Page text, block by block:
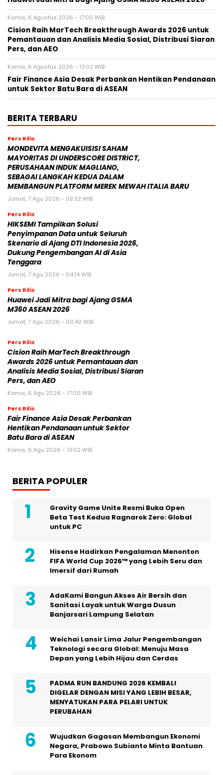
Kamis, 6 Agustus 2026 - 17:00 WIB
Cision Raih MarTech Breakthrough Awards 2026 untuk
Pemantauan dan Analisis Media Sosial, Distribusi Siaran
Pers, dan AEO
Kamis, 6 Agustus 2026 - 13:02 WIB
Fair Finance Asia Desak Perbankan Hentikan Pendanaan
untuk Sektor Batu Bara di ASEAN
BERITA TERBARU
Pers Rilis
MONDEVITA MENGAKUISISI SAHAM
MAYORITAS DI UNDERSCORE DISTRICT,
PERUSAHAAN INDUK MAGLIANO,
SEBAGAI LANGKAH KEDUA DALAM
MEMBANGUN PLATFORM MEREK MEWAH ITALIA BARU
Jumat, 7 Agu 2026 - 09:32 WIB
Pers Rilis
HIKSEMI Tampilkan Solusi
Penyimpanan Data untuk Seluruh
Skenario di Ajang DTI Indonesia 2026,
Dukung Pengembangan AI di Asia
Tenggara
Jumat, 7 Agu 2026 - 04:14 WIB
Pers Rilis
Huawei Jadi Mitra bagi Ajang GSMA
M360 ASEAN 2026
Jumat, 7 Agu 2026 - 00:42 WIB
Pers Rilis
Cision Raih MarTech Breakthrough
Awards 2026 untuk Pemantauan dan
Analisis Media Sosial, Distribusi Siaran
Pers, dan AEO
Kamis, 6 Agu 2026 - 17:00 WIB
Pers Rilis
Fair Finance Asia Desak Perbankan
Hentikan Pendanaan untuk Sektor
Batu Bara di ASEAN
Kamis, 6 Agu 2026 - 13:02 WIB
BERITA POPULER
Gravity Game Unite Resmi Buka Open
Beta Test Kedua Ragnarok Zero: Global
untuk PC
Hisense Hadirkan Pengalaman Menonton
FIFA World Cup 2026™ yang Lebih Seru dan
Imersif dari Rumah
AdaKami Bangun Akses Air Bersih dan
Sanitasi Layak untuk Warga Dusun
Banjarsari Lampung Selatan
Weichai Lansir Lima Jalur Pengembangan
Teknologi secara Global: Menuju Masa
Depan yang Lebih Hijau dan Cerdas
PADMA RUN BANDUNG 2026 KEMBALI
DIGELAR DENGAN MISI YANG LEBIH BESAR,
MENYATUKAN PARA PELARI UNTUK
PERUBAHAN
Wujudkan Gagasan Membangun Ekonomi
Negara, Prabowo Subianto Minta Bantuan
Para Ekonom